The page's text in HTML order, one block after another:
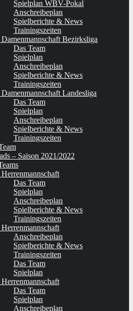
Spielplan WBV-Pokal
Anschreibeplan
Spielberichte & News
Trainingszeiten
Damenmannschaft Bezirksliga
Das Team
Spielplan
Anschreibeplan
Spielberichte & News
Trainingszeiten
Damenmannschaft Landesliga
Das Team
Spielplan
Anschreibeplan
Spielberichte & News
Trainingszeiten
– Saison 2021/2022
Das Team
Spielplan
Anschreibeplan
Spielberichte & News
Trainingszeiten
Herrenmannschaft
Anschreibeplan
Spielberichte & News
Trainingszeiten
Das Team
Spielplan
Herrenmannschaft
Das Team
Spielplan
Anschreibeplan